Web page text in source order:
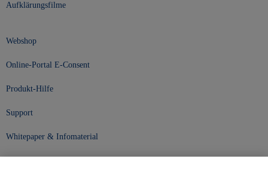
Aufklärungsfilme
Webshop
Online-Portal E-Consent
Produkt-Hilfe
Support
Whitepaper & Infomaterial